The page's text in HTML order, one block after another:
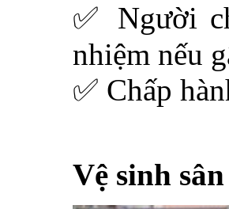
✅ Người
nhiệm nếu
✅ Chấp
Vệ sinh